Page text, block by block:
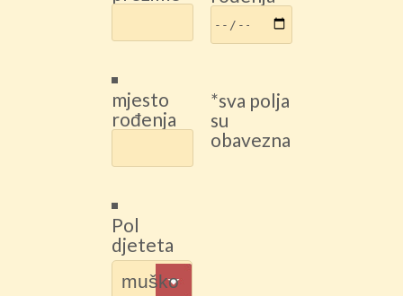
mjesto
rođenja
Pol
djeteta
*sva polja
su
obavezna